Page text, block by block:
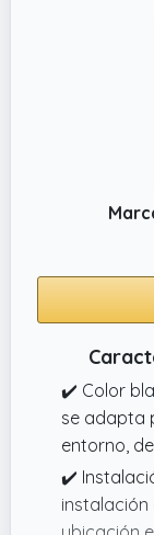
✔️ Color
se adapta
entorno,
✔️
instalación